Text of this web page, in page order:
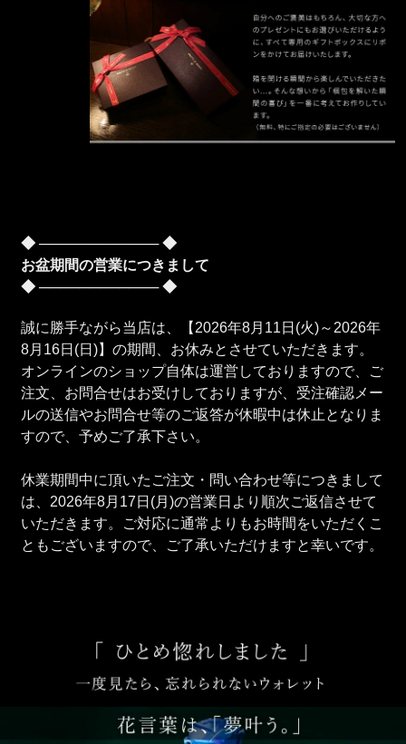
◆ ──────────── ◆
お盆期間の営業につきまして
◆ ──────────── ◆
誠に勝手ながら当店は、【2026年8月11日(火)～2026年
8月16日(日)】の期間、お休みとさせていただきます。
オンラインのショップ自体は運営しておりますので、ご
注文、お問合せはお受けしておりますが、受注確認メー
ルの送信やお問合せ等のご返答が休暇中は休止となりま
すので、予めご了承下さい。
休業期間中に頂いたご注文・問い合わせ等につきまして
は、2026年8月17日(月)の営業日より順次ご返信させて
いただきます。ご対応に通常よりもお時間をいただくこ
ともございますので、ご了承いただけますと幸いです。